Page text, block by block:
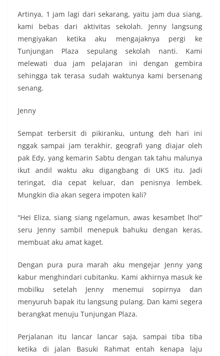
Artinya, 1 jam lagi dari sekarang, yaitu jam dua siang,
kami bebas dari aktivitas sekolah. Jenny langsung
mengiyakan ketika aku mengajaknya pergi ke
Tunjungan Plaza sepulang sekolah nanti. Kami
melewati dua jam pelajaran ini dengan gembira
sehingga tak terasa sudah waktunya kami bersenang
senang.
Jenny
Sempat terbersit di pikiranku, untung deh hari ini
nggak sampai jam terakhir, geografi yang diajar oleh
pak Edy, yang kemarin Sabtu dengan tak tahu malunya
ikut andil waktu aku digangbang di UKS itu. Jadi
teringat, dia cepat keluar, dan penisnya lembek.
Mungkin dia akan segera impoten kali?
“Hei Eliza, siang siang ngelamun, awas kesambet lho!”
seru Jenny sambil menepuk bahuku dengan keras,
membuat aku amat kaget.
Dengan pura pura marah aku mengejar Jenny yang
kabur menghindari cubitanku. Kami akhirnya masuk ke
mobilku setelah Jenny menemui sopirnya dan
menyuruh bapak itu langsung pulang. Dan kami segera
berangkat menuju Tunjungan Plaza.
Perjalanan itu lancar lancar saja, sampai tiba tiba
ketika di jalan Basuki Rahmat entah kenapa laju